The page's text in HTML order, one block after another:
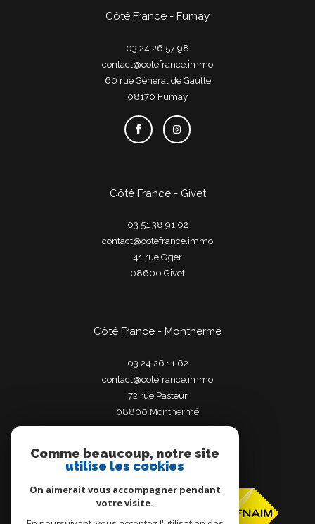
Côté France - Fumay
03 24 26 57 98
contact@cotefrance.immo
60 rue Général de Gaulle
08170
fumay
Côté France - Givet
03 51 38 91 02
contact@cotefrance.immo
41 rue Oger
08600
givet
Côté France - Monthermé
03 24 26 11 62
contact@cotefrance.immo
72 rue Pasteur
08800
monthermé
Adhérents
Comme beaucoup, notre site
utilise les cookies
On aimerait vous accompagner pendant
votre visite.